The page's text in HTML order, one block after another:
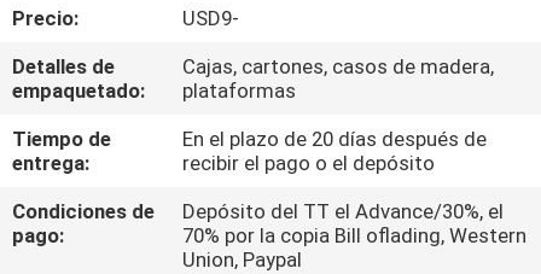
CONTROL
DE
CALIDAD
EN
Precio:
USD9-
Detalles de
empaquetado:
Cajas, cartones, casos de madera,
plataformas
Tiempo de
entrega:
En el plazo de 20 días después de
recibir el pago o el depósito
Condiciones de
pago:
Depósito del TT el Advance/30%, el
70% por la copia Bill oflading, Western
Union, Paypal